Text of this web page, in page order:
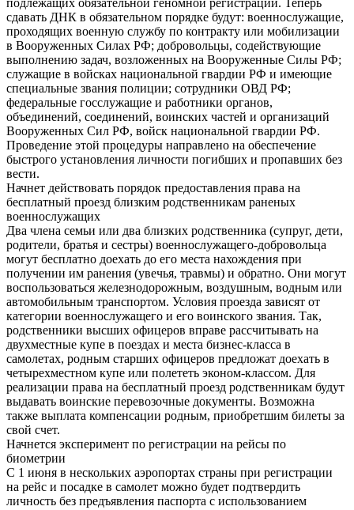
сдавать ДНК в обязательном порядке будут: военнослужащие,
проходящих военную службу по контракту или мобилизации
в Вооруженных Силах РФ; добровольцы, содействующие
выполнению задач, возложенных на Вооруженные Силы РФ;
служащие в войсках национальной гвардии РФ и имеющие
специальные звания полиции; сотрудники ОВД РФ;
федеральные госслужащие и работники органов,
объединений, соединений, воинских частей и организаций
Вооруженных Сил РФ, войск национальной гвардии РФ.
Проведение этой процедуры направлено на обеспечение
быстрого установления личности погибших и пропавших без
вести.
Начнет действовать порядок предоставления права на
бесплатный проезд близким родственникам раненых
военнослужащих
Два члена семьи или два близких родственника (супруг, дети,
родители, братья и сестры) военнослужащего-добровольца
могут бесплатно доехать до его места нахождения при
получении им ранения (увечья, травмы) и обратно. Они могут
воспользоваться железнодорожным, воздушным, водным или
автомобильным транспортом. Условия проезда зависят от
категории военнослужащего и его воинского звания. Так,
родственники высших офицеров вправе рассчитывать на
двухместные купе в поездах и места бизнес-класса в
самолетах, родным старших офицеров предложат доехать в
четырехместном купе или полететь эконом-классом. Для
реализации права на бесплатный проезд родственникам будут
выдавать воинские перевозочные документы. Возможна
также выплата компенсации родным, приобретшим билеты за
свой счет.
Начнется эксперимент по регистрации на рейсы по
биометрии
С 1 июня в нескольких аэропортах страны при регистрации
на рейс и посадке в самолет можно будет подтвердить
личность без предъявления паспорта с использованием